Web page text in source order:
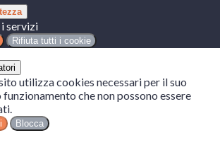
servizi
Rifiuta tutti i cookie
utilizza cookies necessari per il suo
che non possono essere
Blocca